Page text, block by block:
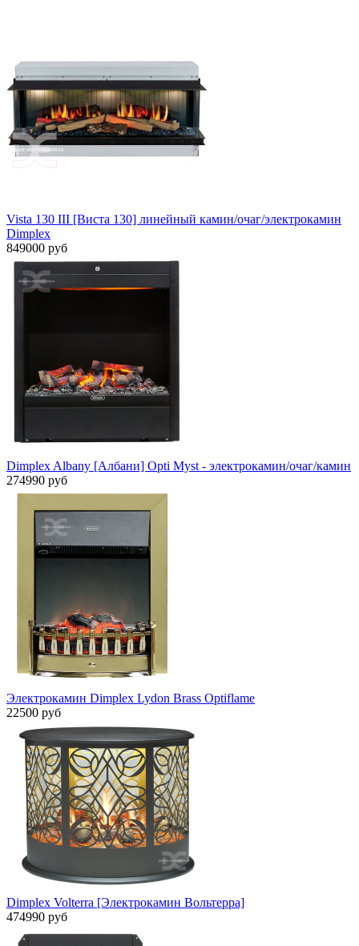
Vista 130 III [Виста 130] линейный камин/очаг/электрокамин
Dimplex
849000 руб
Dimplex Albany [Албани] Opti Myst - электрокамин/очаг/камин
274990 руб
Электрокамин Dimplex Lydon Brass Optiflame
22500 руб
Dimplex Volterra [Электрокамин Вольтерра]
474990 руб